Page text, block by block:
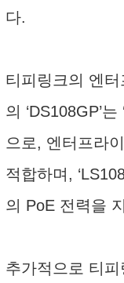
다.
티피링크의 엔
의 ‘DS108GP’
으로, 엔터프라
적합하며,
의 PoE 전력을
추가적으로 티